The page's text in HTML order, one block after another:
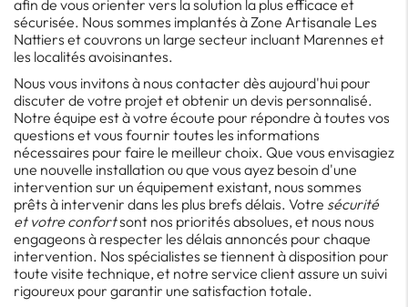
afin de vous orienter vers la solution la plus efficace et
sécurisée. Nous sommes implantés à Zone Artisanale Les
Nattiers et couvrons un large secteur incluant Marennes et
les localités avoisinantes.
Nous vous invitons à nous contacter dès aujourd'hui pour
discuter de votre projet et obtenir un devis personnalisé.
Notre équipe est à votre écoute pour répondre à toutes vos
questions et vous fournir toutes les informations
nécessaires pour faire le meilleur choix. Que vous envisagiez
une nouvelle installation ou que vous ayez besoin d'une
intervention sur un équipement existant, nous sommes
prêts à intervenir dans les plus brefs délais. Votre sécurité
et votre confortsont nos priorités absolues, et nous nous
engageons à respecter les délais annoncés pour chaque
intervention. Nos spécialistes se tiennent à disposition pour
toute visite technique, et notre service client assure un suivi
rigoureux pour garantir une satisfaction totale.